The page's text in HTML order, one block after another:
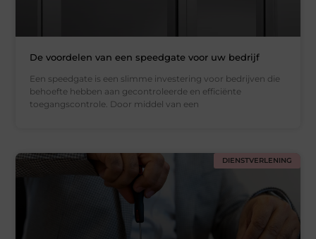
De voordelen van een speedgate voor uw bedrijf
Een speedgate is een slimme investering voor bedrijven die
behoefte hebben aan gecontroleerde en efficiënte
toegangscontrole. Door middel van een
DIENSTVERLENING